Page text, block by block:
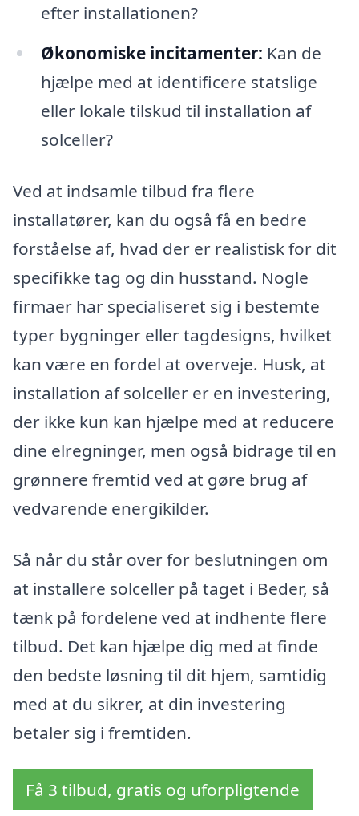
efter installationen?
Økonomiske incitamenter: Kan de
hjælpe med at identificere statslige
eller lokale tilskud til installation af
solceller?
Ved at indsamle tilbud fra flere
installatører, kan du også få en bedre
forståelse af, hvad der er realistisk for dit
specifikke tag og din husstand. Nogle
firmaer har specialiseret sig i bestemte
typer bygninger eller tagdesigns, hvilket
kan være en fordel at overveje. Husk, at
installation af solceller er en investering,
der ikke kun kan hjælpe med at reducere
dine elregninger, men også bidrage til en
grønnere fremtid ved at gøre brug af
vedvarende energikilder.
Så når du står over for beslutningen om
at installere solceller på taget i Beder, så
tænk på fordelene ved at indhente flere
tilbud. Det kan hjælpe dig med at finde
den bedste løsning til dit hjem, samtidig
med at du sikrer, at din investering
betaler sig i fremtiden.
Få 3 tilbud, gratis og uforpligtende